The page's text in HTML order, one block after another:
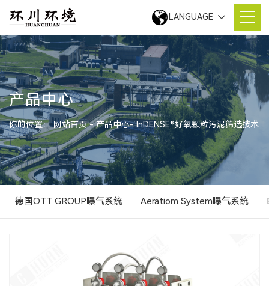
LANGUAGE
产品中心
你的位置：网站首页 产品中心 InDENSE®好氧颗粒污泥筛选技术
德国OTT GROUP曝气系统 Aeratiom System曝气系统